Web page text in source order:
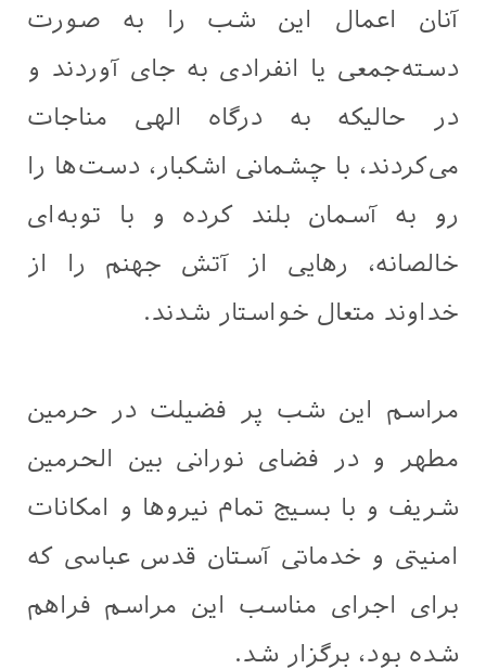
آنان اعمال این شب را به صورت
دسته‌جمعی یا انفرادی به جای آوردند و
در حالیکه به درگاه الهی مناجات
می‌کردند، با چشمانی اشکبار، دست‌ها را
رو به آسمان بلند کرده و با توبه‌ای
خالصانه، رهایی از آتش جهنم را از
خداوند متعال خواستار شدند.
مراسم این شب پر فضیلت در حرمین
مطهر و در فضای نورانی بین الحرمین
شریف و با بسیج تمام نیروها و امکانات
امنیتی و خدماتی آستان قدس عباسی که
برای اجرای مناسب این مراسم فراهم
شده بود، برگزار شد.